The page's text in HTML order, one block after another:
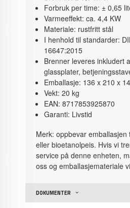
Forbruk per time: ± 0,65
Varmeeffekt: ca. 4,4 KW
Materiale: rustfritt stål
I henhold til standarder:
16647:2015
Brenner leveres inkludert
glassplater,
Emballasje: 136 x 210 x
Vekt: 20 kg
EAN: 8717853925870
Garanti: Livstid
Merk: oppbevar emballasjen
eller bioetanolpeis. Hvis vi
service på denne enheten,
oss og emballasjemateriale
DOKUMENTER